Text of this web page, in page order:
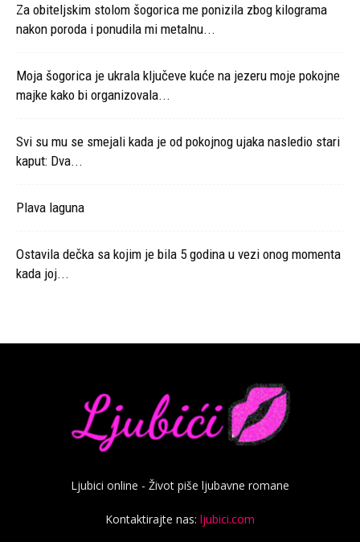
Za obiteljskim stolom šogorica me ponizila zbog kilograma
nakon poroda i ponudila mi metalnu...
Moja šogorica je ukrala ključeve kuće na jezeru moje pokojne
majke kako bi organizovala...
Svi su mu se smejali kada je od pokojnog ujaka nasledio stari
kaput: Dva...
Plava laguna
Ostavila dečka sa kojim je bila 5 godina u vezi onog momenta
kada joj...
Ljubici online - Život piše ljubavne romane
Kontaktirajte nas: ljubici.com